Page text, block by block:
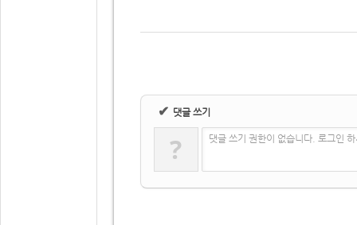
✔ 댓글 쓰기
? 댓글 쓰기 권한이 없습니다. 로그인